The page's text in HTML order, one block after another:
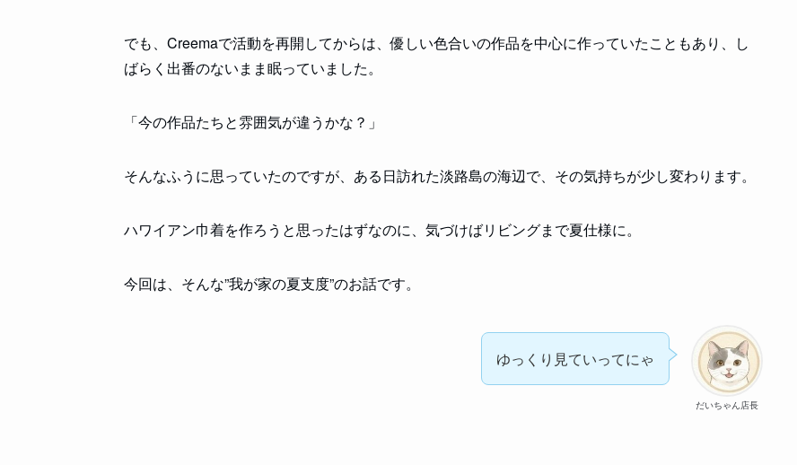
でも、Creemaで活動を再開してからは、優しい色合いの作品を中心に作っていたこともあり、し
ばらく出番のないまま眠っていました。
「今の作品たちと雰囲気が違うかな？」
そんなふうに思っていたのですが、ある日訪れた淡路島の海辺で、その気持ちが少し変わります。
ハワイアン巾着を作ろうと思ったはずなのに、気づけばリビングまで夏仕様に。
今回は、そんな”我が家の夏支度”のお話です。
だいちゃん店長
ゆっくり見ていってにゃ